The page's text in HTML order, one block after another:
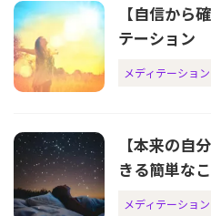
【自信から
テーション
メディテーション
【本来の自
きる簡単なこ
メディテーション